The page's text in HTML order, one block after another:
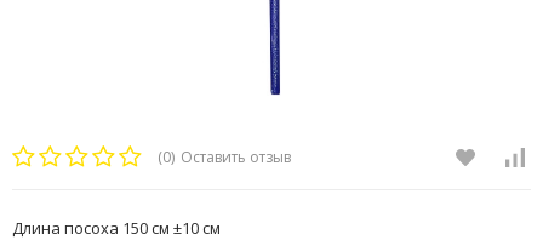
(0) Оставить отзыв
Длина посоха 150 см ±10 см